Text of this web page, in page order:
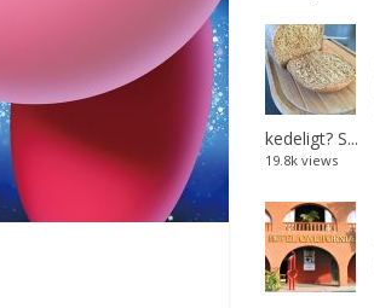
kedeligt? S...
19.8k views